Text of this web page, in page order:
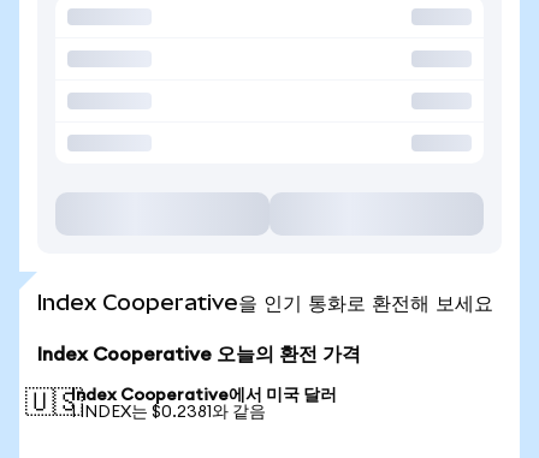
Index Cooperative을 인기 통화로 환전해 보세요
Index Cooperative 오늘의 환전 가격
🇺🇸Index Cooperative에서 미국 달러
1 INDEX는 $0.2381와 같음